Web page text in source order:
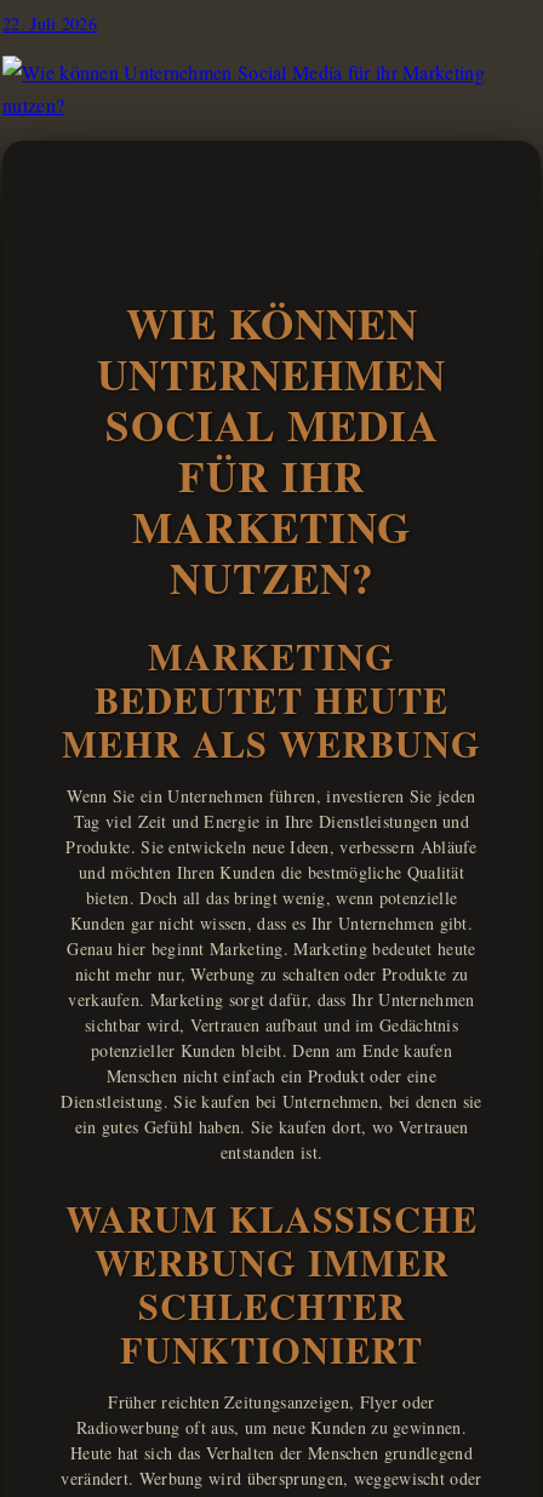
22. Juli 2026
WIE KÖNNEN
UNTERNEHMEN
SOCIAL MEDIA
FÜR IHR
MARKETING
NUTZEN?
MARKETING
BEDEUTET HEUTE
MEHR ALS WERBUNG
Wenn Sie ein Unternehmen führen, investieren Sie jeden
Tag viel Zeit und Energie in Ihre Dienstleistungen und
Produkte. Sie entwickeln neue Ideen, verbessern Abläufe
und möchten Ihren Kunden die bestmögliche Qualität
bieten. Doch all das bringt wenig, wenn potenzielle
Kunden gar nicht wissen, dass es Ihr Unternehmen gibt.
Genau hier beginnt Marketing. Marketing bedeutet heute
nicht mehr nur, Werbung zu schalten oder Produkte zu
verkaufen. Marketing sorgt dafür, dass Ihr Unternehmen
sichtbar wird, Vertrauen aufbaut und im Gedächtnis
potenzieller Kunden bleibt. Denn am Ende kaufen
Menschen nicht einfach ein Produkt oder eine
Dienstleistung. Sie kaufen bei Unternehmen, bei denen sie
ein gutes Gefühl haben. Sie kaufen dort, wo Vertrauen
entstanden ist.
WARUM KLASSISCHE
WERBUNG IMMER
SCHLECHTER
FUNKTIONIERT
Früher reichten Zeitungsanzeigen, Flyer oder
Radiowerbung oft aus, um neue Kunden zu gewinnen.
Heute hat sich das Verhalten der Menschen grundlegend
verändert. Werbung wird übersprungen, weggewischt oder